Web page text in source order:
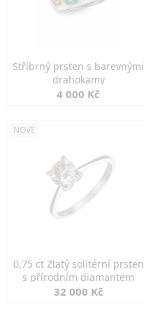
Stříbrný prsten s barevnými
drahokamy
4 000 Kč
NOVÉ
0,75 ct Zlatý solitérní prsten
s přírodním diamantem
32 000 Kč